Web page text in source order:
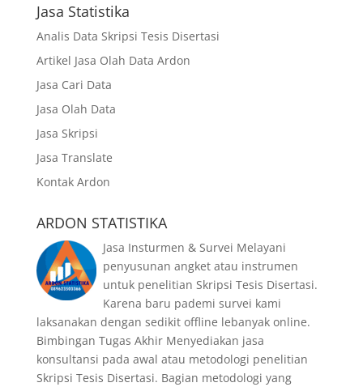
Jasa Statistika
Analis Data Skripsi Tesis Disertasi
Artikel Jasa Olah Data Ardon
Jasa Cari Data
Jasa Olah Data
Jasa Skripsi
Jasa Translate
Kontak Ardon
ARDON STATISTIKA
Jasa Insturmen & Survei Melayani
penyusunan angket atau instrumen
untuk penelitian Skripsi Tesis Disertasi.
Karena baru pademi survei kami
laksanakan dengan sedikit offline lebanyak online.
Bimbingan Tugas Akhir Menyediakan jasa
konsultansi pada awal atau metodologi penelitian
Skripsi Tesis Disertasi. Bagian metodologi yang